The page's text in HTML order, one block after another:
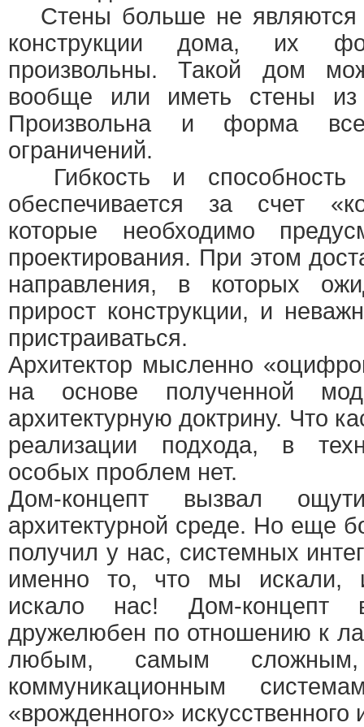
Стены больше не являются
конструкции дома, их
произвольны. Такой дом
вообще или иметь стены из
Произвольна и форма
ограничений.
Гибкость и способность
обеспечивается за счет
которые необходимо
проектирования. При этом
направления, в которых
прирост конструкции, и
пристраиваться.
Архитектор мысленно
на основе полученной
архитектурную доктрину. Что
реализации подхода, в
особых проблем нет.
Дом-концепт вызвал
архитектурной среде. Но еще
получил у нас, системных
именно то, что мы искали,
искало нас! Дом-концепт
дружелюбен по отношению к
любым, самым
коммуникационным
«врожденного» искусственного